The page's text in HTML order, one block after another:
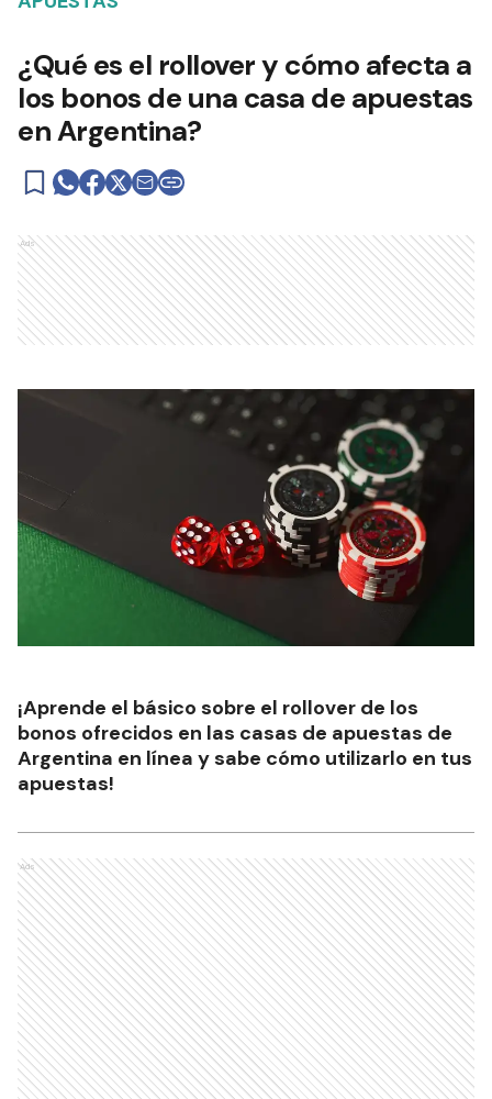
¿Qué es el rollover y cómo afecta a
los bonos de una casa de apuestas
en Argentina?
Ads
¡Aprende el básico sobre el rollover de los
bonos ofrecidos en las casas de apuestas de
Argentina en línea y sabe cómo utilizarlo en tus
apuestas!
Ads